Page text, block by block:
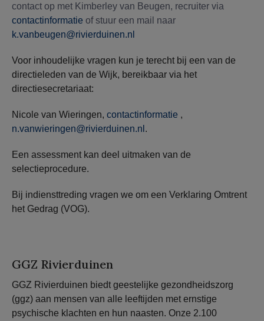
contact op met Kimberley van Beugen, recruiter via
contactinformatie of stuur een mail naar
k.vanbeugen@rivierduinen.nl
Voor inhoudelijke vragen kun je terecht bij een van de
directieleden van de Wijk, bereikbaar via het
directiesecretariaat:
Nicole van Wieringen, contactinformatie ,
n.vanwieringen@rivierduinen.nl .
Een assessment kan deel uitmaken van de
selectieprocedure.
Bij indiensttreding vragen we om een Verklaring Omtrent
het Gedrag (VOG).
GGZ Rivierduinen
GGZ Rivierduinen biedt geestelijke gezondheidszorg
(ggz) aan mensen van alle leeftijden met ernstige
psychische klachten en hun naasten. Onze 2.100